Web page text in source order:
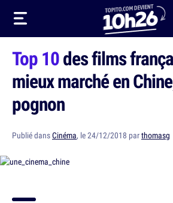
Top 10des films
mieux marché en
pognon
Publié dansCinéma, le 24/12/2018 parthomasg